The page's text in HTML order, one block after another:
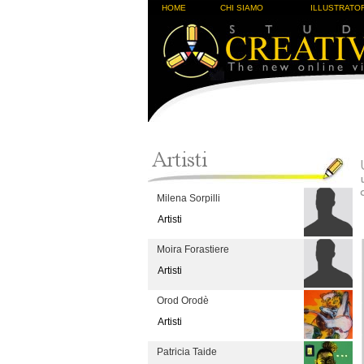
HOME CHI SIAMO
Milena Sorpilli
Artisti
Moira Forastiere
Artisti
Orod Orodè
Artisti
Patricia Taide